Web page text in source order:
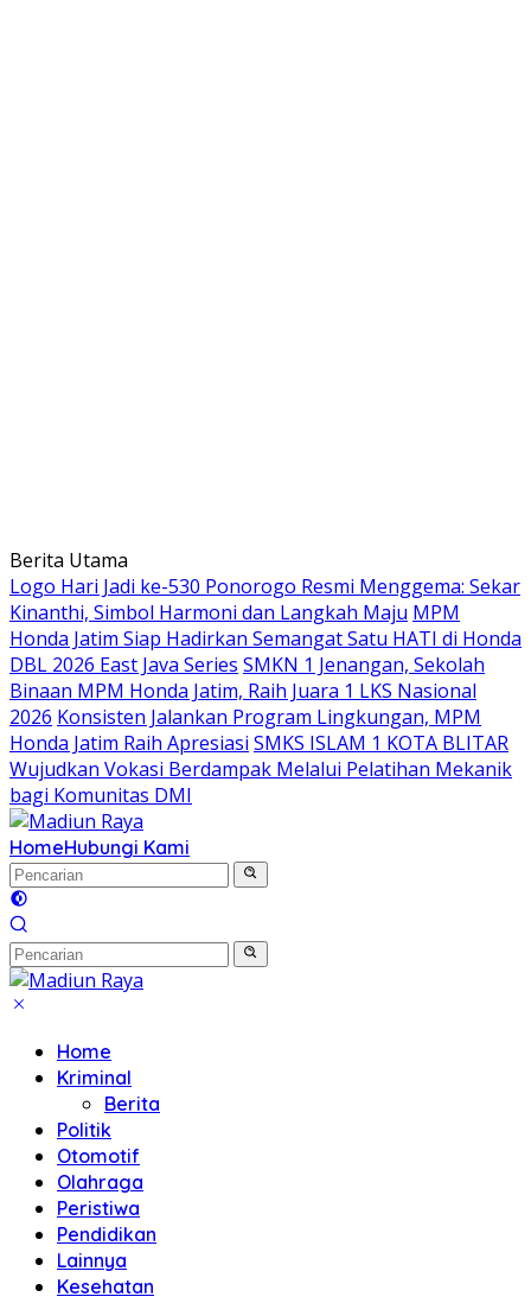
Langsung
ke
konten
Berita Utama
Logo Hari Jadi ke-530 Ponorogo Resmi Menggema: Sekar
Kinanthi, Simbol Harmoni dan Langkah Maju MPM
Honda Jatim Siap Hadirkan Semangat Satu HATI di Honda
DBL 2026 East Java Series SMKN 1 Jenangan, Sekolah
Binaan MPM Honda Jatim, Raih Juara 1 LKS Nasional
2026 Konsisten Jalankan Program Lingkungan, MPM
Honda Jatim Raih Apresiasi SMKS ISLAM 1 KOTA BLITAR
Wujudkan Vokasi Berdampak Melalui Pelatihan Mekanik
bagi Komunitas DMI
HomeHubungi Kami
Home
Kriminal
Berita
Politik
Otomotif
Olahraga
Peristiwa
Pendidikan
Lainnya
Kesehatan